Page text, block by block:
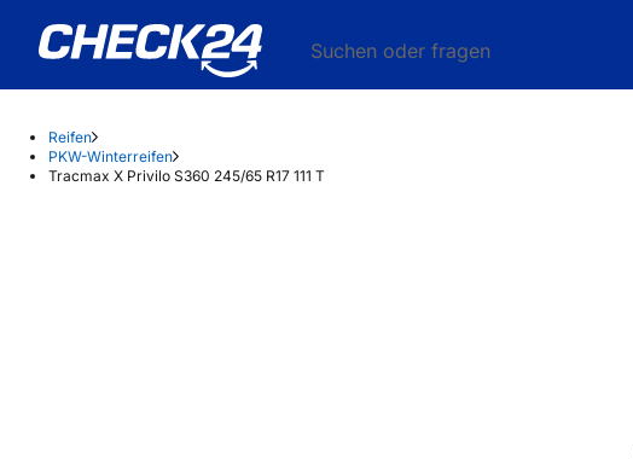
Suchen oder fragen
Reifen
PKW-Winterreifen
Tracmax X Privilo S360 245/65 R17 111 T